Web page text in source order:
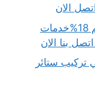
شركة تنظيف مطاعم بالرياض بـ خصم 18%خدمات
تركيب ستائر